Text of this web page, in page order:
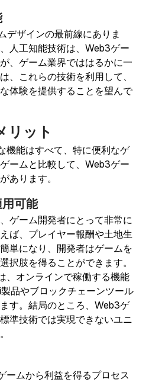
デザインの最前線にありま
人工知能技術は、Web3ゲー
、ゲーム業界でははるかに一
、これらの技術を利用して、
体験を提供することを望んで
リット
機能はすべて、特に便利なゲ
ームと比較して、Web3ゲー
あります。
可能
ゲーム開発者にとって非常に
ば、プレイヤー報酬や土地生
単になり、開発者はゲームを
択肢を得ることができます。
、オンラインで稼働する機能
品やブロックチェーンツール
す。 結局のところ、Web3ゲ
準技術では実現できないユニ
ームから利益を得るプロセス